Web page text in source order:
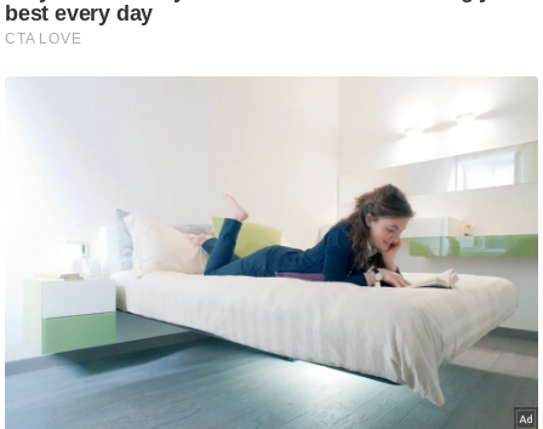
/
श
स्खे
ट